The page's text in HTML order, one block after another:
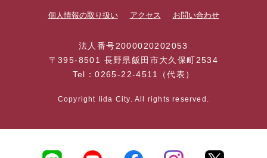
個人情報の取り扱い アクセス お問い合わせ
法人番号2000020202053
〒395-8501 長野県飯田市大久保町2534
Tel：0265-22-4511（代表）
Copyright Iida City. All rights reserved.